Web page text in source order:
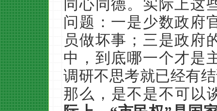
同心同德。实际上这
问题：一是少数政府
员做坏事；三是政府
中，到底哪一个才是
调研不思考就已经有
那么，是不是不可以